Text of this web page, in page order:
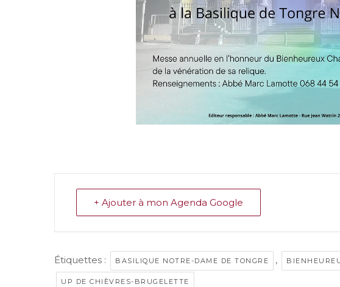
+ Ajouter à mon Agenda Google
Étiquettes : BASILIQUE NOTRE-DAME DE TONGRE ,
UP DE CHIÈVRES-BRUGELETTE